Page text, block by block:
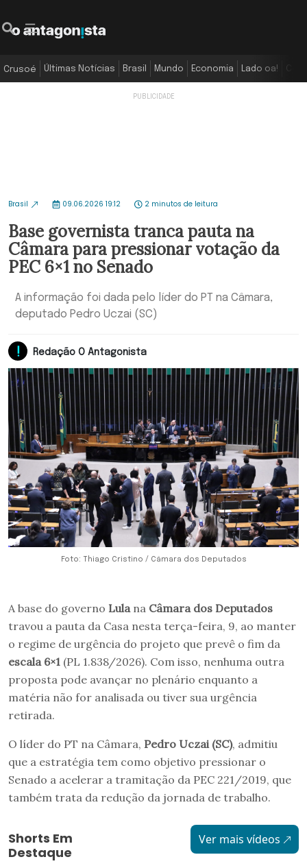
Crusoé Últimas Notícias Brasil Mundo Economia Lado oa!
Brasil 09.06.2026 19:12 2 minutos de leitura
Base governista tranca pauta na
Câmara para pressionar votação da
PEC 6×1 no Senado
A informação foi dada pelo líder do PT na Câmara,
deputado Pedro Uczai (SC)
Redação O Antagonista
Foto: Thiago Cristino / Câmara dos Deputados
A base do governo Lula na Câmara dos Deputados
travou a pauta da Casa nesta terça-feira, 9, ao manter
o regime de urgência do projeto que prevê o fim da
escala 6×1 (PL 1.838/2026). Com isso, nenhuma outra
proposta pode avançar no plenário enquanto a
matéria não for analisada ou tiver sua urgência
retirada.
O líder do PT na Câmara, Pedro Uczai (SC), admitiu
que a estratégia tem como objetivo pressionar o
Senado a acelerar a tramitação da PEC 221/2019, que
também trata da redução da jornada de trabalho.
Shorts Em
Destaque
Ver mais vídeos